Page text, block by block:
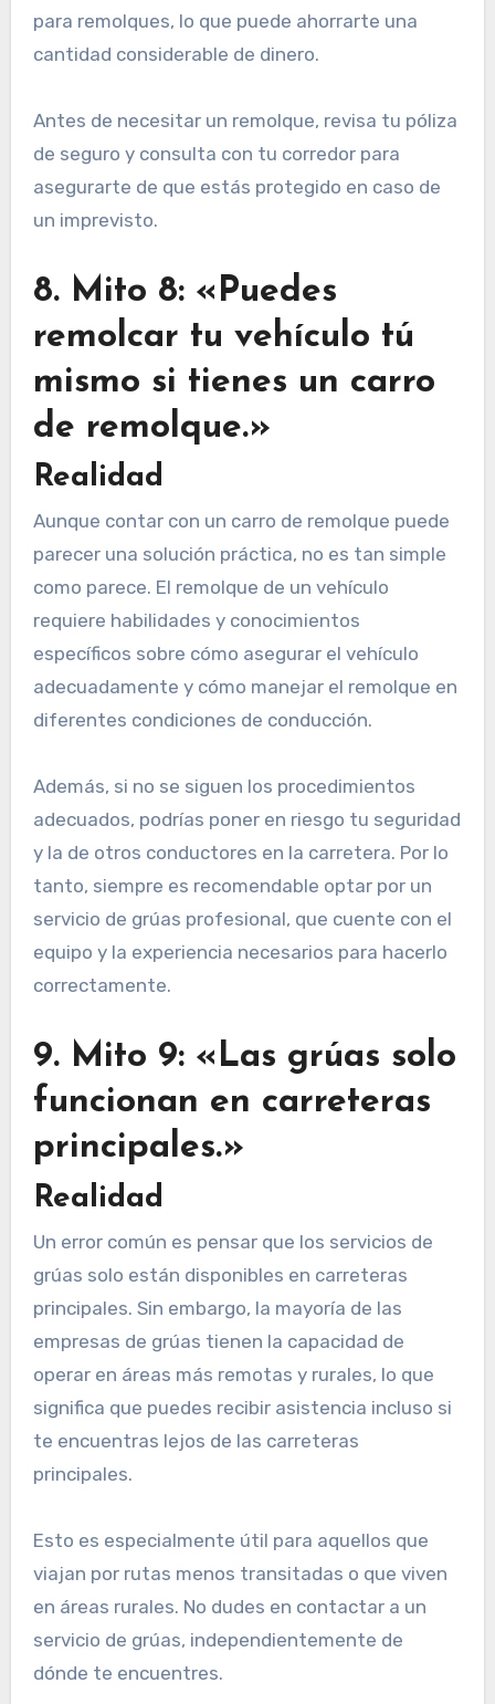
para remolques, lo que puede ahorrarte una
cantidad considerable de dinero.
Antes de necesitar un remolque, revisa tu póliza
de seguro y consulta con tu corredor para
asegurarte de que estás protegido en caso de
un imprevisto.
8. Mito 8: «Puedes
remolcar tu vehículo tú
mismo si tienes un carro
de remolque.»
Realidad
Aunque contar con un carro de remolque puede
parecer una solución práctica, no es tan simple
como parece. El remolque de un vehículo
requiere habilidades y conocimientos
específicos sobre cómo asegurar el vehículo
adecuadamente y cómo manejar el remolque en
diferentes condiciones de conducción.
Además, si no se siguen los procedimientos
adecuados, podrías poner en riesgo tu seguridad
y la de otros conductores en la carretera. Por lo
tanto, siempre es recomendable optar por un
servicio de grúas profesional, que cuente con el
equipo y la experiencia necesarios para hacerlo
correctamente.
9. Mito 9: «Las grúas solo
funcionan en carreteras
principales.»
Realidad
Un error común es pensar que los servicios de
grúas solo están disponibles en carreteras
principales. Sin embargo, la mayoría de las
empresas de grúas tienen la capacidad de
operar en áreas más remotas y rurales, lo que
significa que puedes recibir asistencia incluso si
te encuentras lejos de las carreteras
principales.
Esto es especialmente útil para aquellos que
viajan por rutas menos transitadas o que viven
en áreas rurales. No dudes en contactar a un
servicio de grúas, independientemente de
dónde te encuentres.